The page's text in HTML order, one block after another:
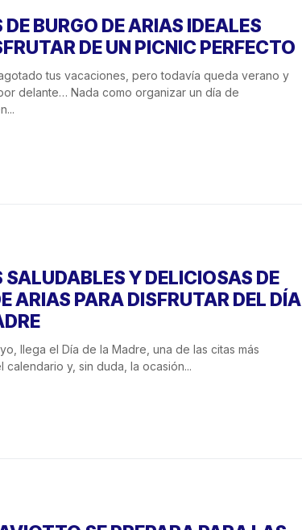
DE BURGO DE ARIAS IDEALES
DE UN PICNIC PERFECTO
tus vacaciones, pero todavía queda verano y
delante… Nada como organizar un día de
SALUDABLES Y DELICIOSAS DE
ARIAS PARA DISFRUTAR DEL DÍA
llega el Día de la Madre, una de las citas más
calendario y, sin duda, la ocasión...